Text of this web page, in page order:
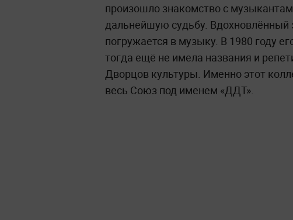
произошло знакомство с
дальнейшую судьбу.
погружается в музыку. В 1980 году
тогда ещё не имела названия и
Дворцов культуры. Именно этот
весь Союз под именем «ДДТ».